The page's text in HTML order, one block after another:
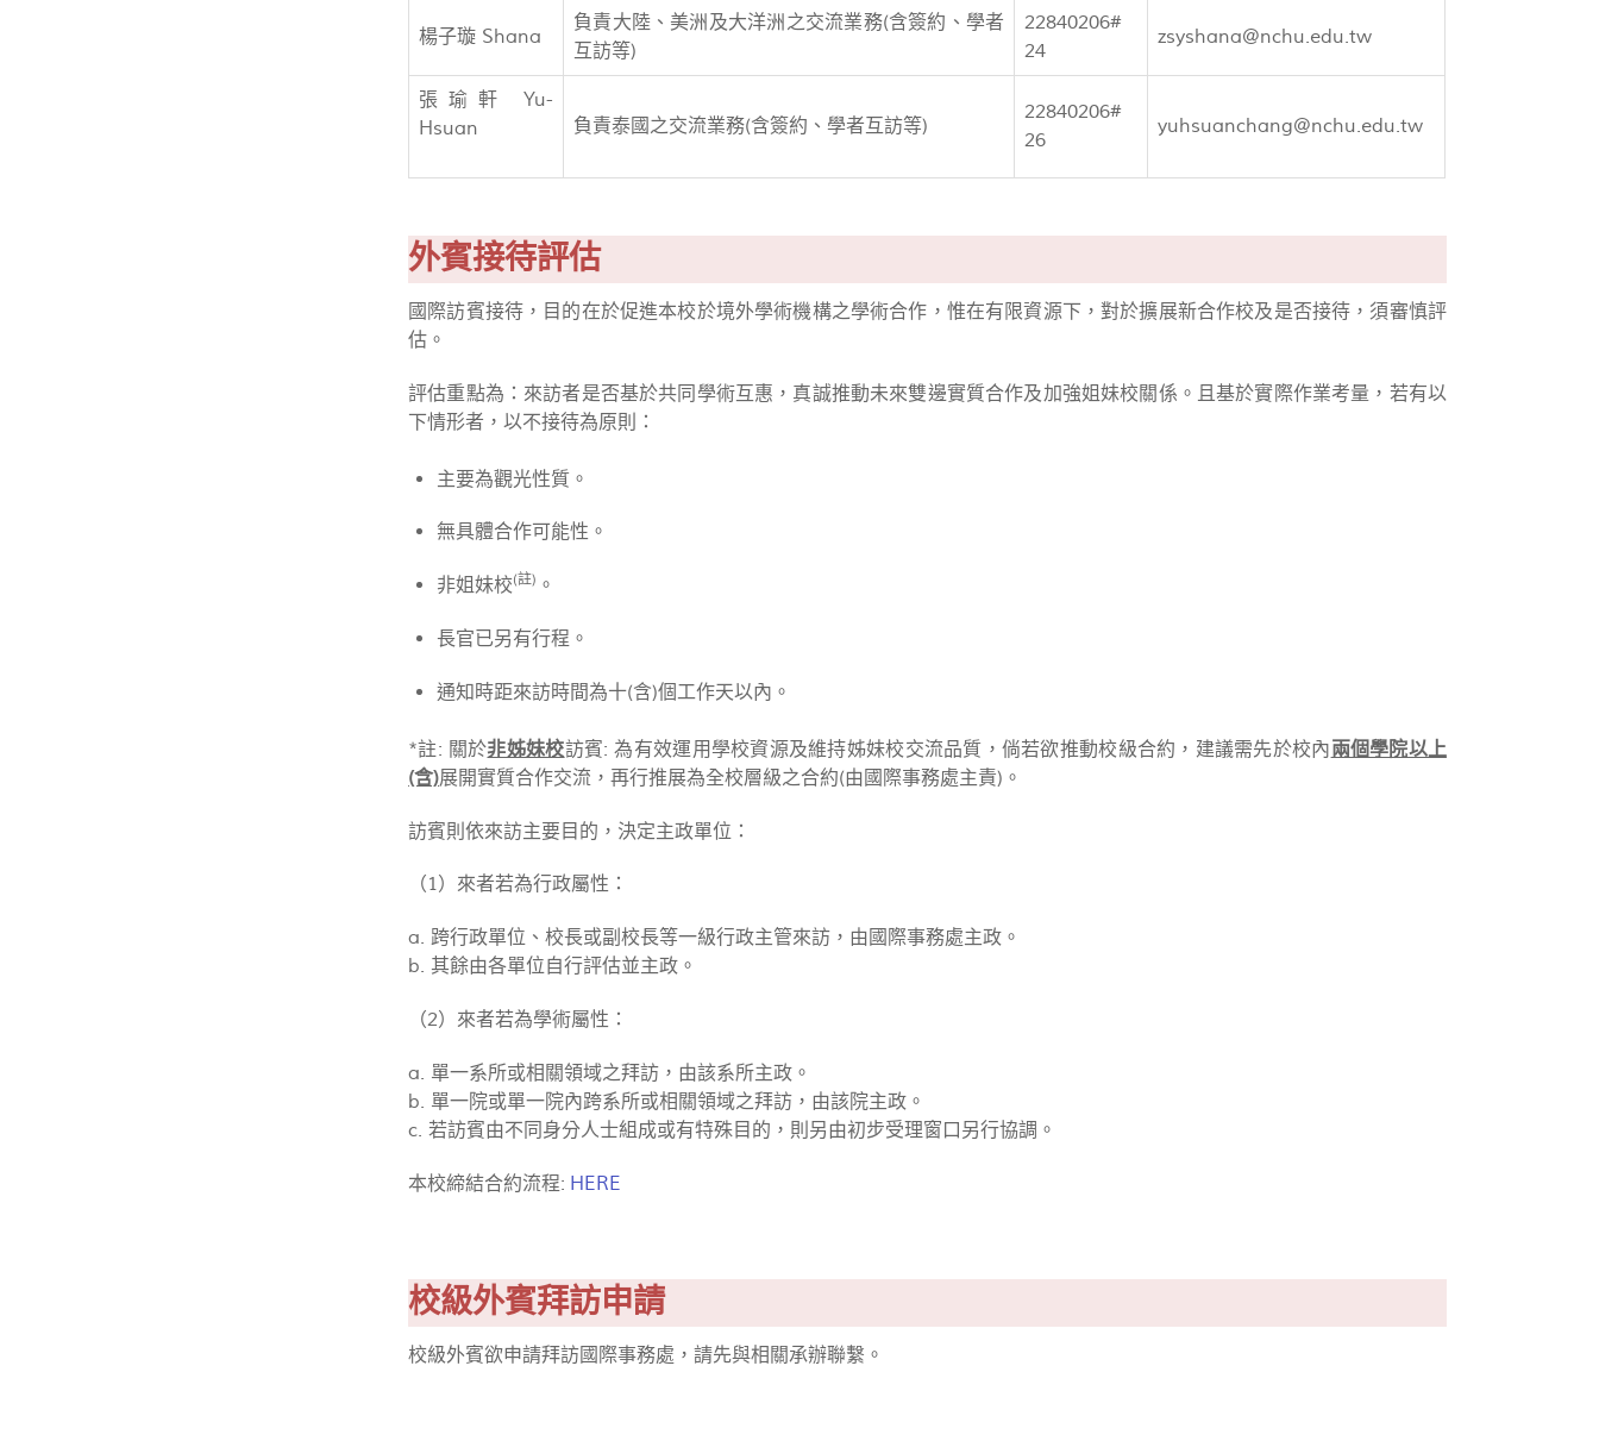
楊子璇 Shana
負責大陸、美洲及大洋洲之交流業務(含簽約、學者
互訪等)
22840206#
24
zsyshana@nchu.edu.tw
張瑜軒 Yu-
Hsuan
負責泰國之交流業務(含簽約、學者互訪等)
22840206#
26
yuhsuanchang@nchu.edu.tw
外賓接待評估
國際訪賓接待，目的在於促進本校於境外學術機構之學術合作，惟在有限資源下，對於擴展新合作校及是否接待，須審慎評
估。
評估重點為：來訪者是否基於共同學術互惠，真誠推動未來雙邊實質合作及加強姐妹校關係。且基於實際作業考量，若有以
下情形者，以不接待為原則：
主要為觀光性質。
無具體合作可能性。
非姐妹校(註) 。
長官已另有行程。
通知時距來訪時間為十(含)個工作天以內。
*註: 關於非姊妹校訪賓: 為有效運用學校資源及維持姊妹校交流品質，倘若欲推動校級合約，建議需先於校內兩個學院以上
(含)展開實質合作交流，再行推展為全校層級之合約(由國際事務處主責)。
訪賓則依來訪主要目的，決定主政單位：
（1）來者若為行政屬性：
a. 跨行政單位、校長或副校長等一級行政主管來訪，由國際事務處主政。
b. 其餘由各單位自行評估並主政。
（2）來者若為學術屬性：
a. 單一系所或相關領域之拜訪，由該系所主政。
b. 單一院或單一院內跨系所或相關領域之拜訪，由該院主政。
c. 若訪賓由不同身分人士組成或有特殊目的，則另由初步受理窗口另行協調。
本校締結合約流程: HERE
校級外賓拜訪申請
校級外賓欲申請拜訪國際事務處，請先與相關承辦聯繫。